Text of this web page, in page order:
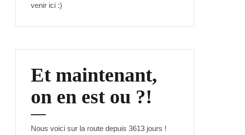
venir ici :)
Et maintenant,
on en est ou ?!
Nous voici sur la route depuis 3613 jours !